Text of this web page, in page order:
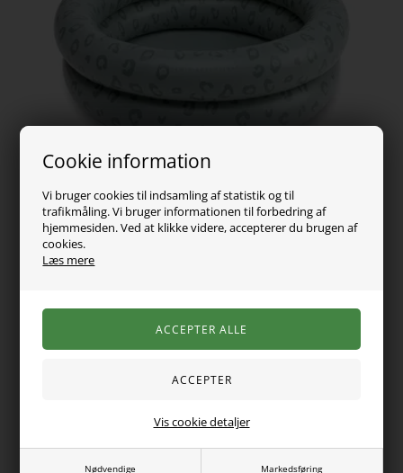
Cookie information
Vi bruger cookies til indsamling af statistik og til
trafikmåling. Vi bruger informationen til forbedring af
hjemmesiden. Ved at klikke videre, accepterer du brugen af
cookies.
Læs mere
Nødvendige Markedsføring
Vis cookie detaljer
99,00DKK
måler 60cm i diameter og er 15 centimeter højt. Kan bruges
fra ca 1-3 år.